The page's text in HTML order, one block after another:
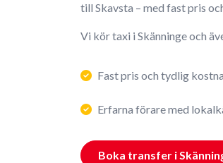
till Skavsta – med fast pris
Vi kör taxi i Skänninge och
Fast pris och tydlig
Erfarna förare med
Boka transfer i